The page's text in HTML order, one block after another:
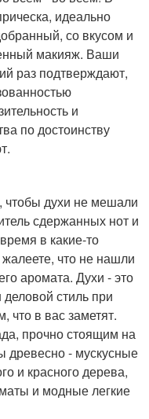
идеально
со вкусом и
макияж. Ваши
раз подтверждают,
и
по достоинству
чтобы духи не мешали
сдержанных нот и
в какие-то
что не нашли
аромата. Духи - это
стиль при
что в вас заметят.
прочно стоящим на
древесно - мускусные
и красного дерева,
и модные легкие